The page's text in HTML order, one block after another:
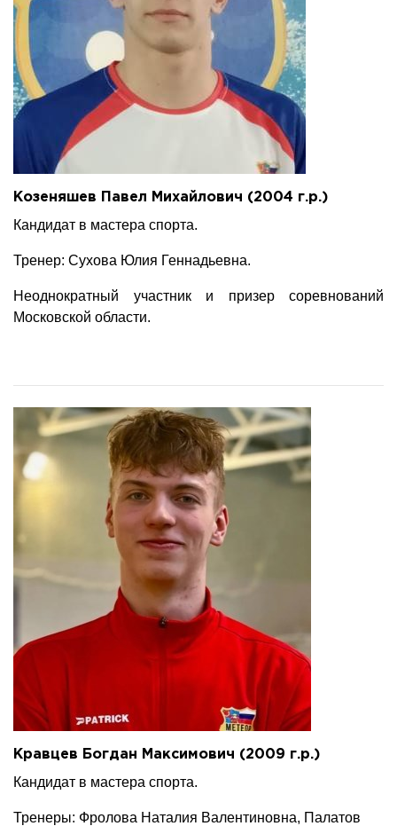
Козеняшев Павел Михайлович (2004 г.р.)
Кандидат в мастера спорта.
Тренер: Сухова Юлия Геннадьевна.
Неоднократный участник и призер соревнований
Московской области.
Кравцев Богдан Максимович (2009 г.р.)
Кандидат в мастера спорта.
Тренеры: Фролова Наталия Валентиновна, Палатов